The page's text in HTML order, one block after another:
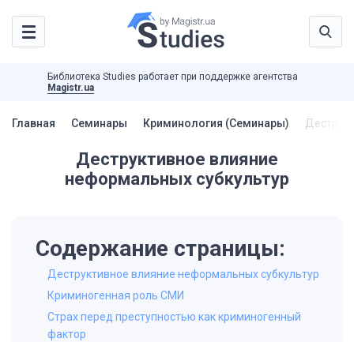
Библиотека Studies работает при поддержке агентства
Magistr.ua
Главная Семинары Криминология (Семинары)
Деструктивное влияние
неформальных субкультур
Содержание страницы:
Деструктивное влияние неформальных субкультур
Криминогенная роль СМИ
Страх перед преступностью как криминогенный
фактор